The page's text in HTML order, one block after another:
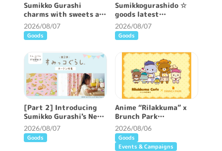
Sumikko Gurashi
charms with sweets are
now available ♪
2026/08/07
Goods
Sumikkogurashido ☆
goods latest
information ♪
2026/08/07
Goods
[Part 2] Introducing
Sumikko Gurashi's New
Patterned Curtains ♪
2026/08/07
Goods
Anime “Rilakkuma” x
Brunch Park
collaboration cafe will
be held!
2026/08/06
Goods
Events & Campaigns